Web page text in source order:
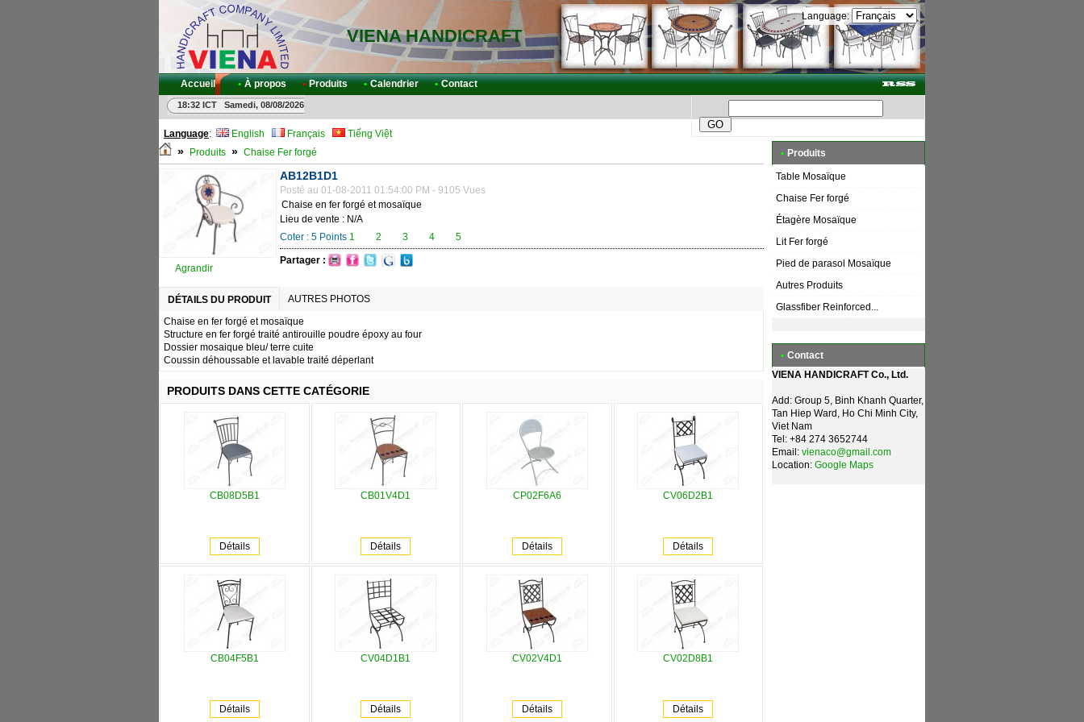
VIENA HANDICRAFT
Language:
Accueil • À propos • Produits • Calendrier • Contact
18:32 ICT Samedi, 08/08/2026
Language: English Français Tiếng Việt
» Produits » Chaise Fer forgé
Agrandir
AB12B1D1
Posté au 01-08-2011 01:54:00 PM - 9105 Vues
Chaise en fer forgé et mosaïque
Lieu de vente : N/A
Coter : 5 Points 1 2 3 4 5
Partager :
DÉTAILS DU PRODUIT
AUTRES PHOTOS
Chaise en fer forgé et mosaïque
Structure en fer forgé traité antirouille poudre époxy au four
Dossier mosaique bleu/ terre cuite
Coussin déhoussable et lavable traité déperlant
PRODUITS DANS CETTE CATÉGORIE
CB08D5B1
Détails
CB01V4D1
Détails
CP02F6A6
Détails
CV06D2B1
Détails
CB04F5B1
Détails
CV04D1B1
Détails
CV02V4D1
Détails
CV02D8B1
Détails
• Produits
Table Mosaïque
Chaise Fer forgé
Étagère Mosaïque
Lit Fer forgé
Pied de parasol Mosaïque
Autres Produits
Glassfiber Reinforced...
• Contact
VIENA HANDICRAFT Co., Ltd.
Add: Group 5, Binh Khanh Quarter,
Tan Hiep Ward, Ho Chi Minh City,
Viet Nam
Tel: +84 274 3652744
Email: vienaco@gmail.com
Location: Google Maps